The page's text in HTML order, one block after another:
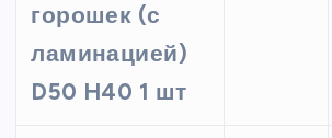
горошек (с
ламинацией)
D50 H40 1 шт